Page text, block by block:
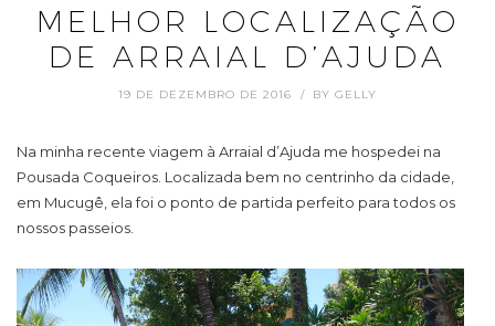
MELHOR LOCALIZAÇÃO
DE ARRAIAL D’AJUDA
19 DE DEZEMBRO DE 2016 BY GELLY
Na minha recente viagem à Arraial d’Ajuda me hospedei na
Pousada Coqueiros. Localizada bem no centrinho da cidade,
em Mucugê, ela foi o ponto de partida perfeito para todos os
nossos passeios.